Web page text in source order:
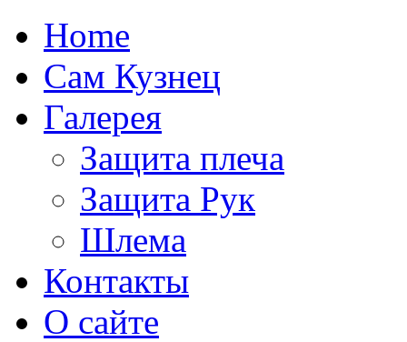
Home
Сам Кузнец
Галерея
Защита плеча
Защита Рук
Шлема
Контакты
О сайте